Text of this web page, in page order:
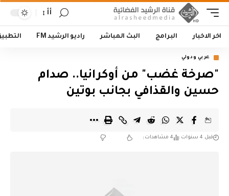
أأ
اخر الاخبار البرامج البث المباشر راديو الرشيد FM
عربي ودولي
"صرخة غضب" من أوكرانيا.. صدام
حسين والقذافي بجانب بوتين
قبل 4 سنوات 4 مشاهدات